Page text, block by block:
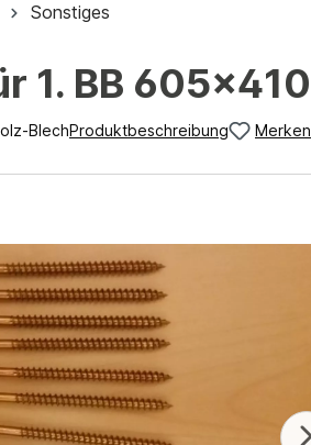
Sonstiges
1. BB 605x410
BlechProduktbeschreibung Merken